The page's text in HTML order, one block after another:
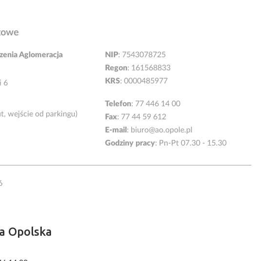
Aglomeracja
6
wejście od parkingu)
NIP: 7543078725
Regon: 161568833
KRS: 0000485977
Telefon: 77 446 14 00
Fax: 77 44 59 612
E-mail : biuro@ao.opole.pl
Godziny pracy: Pn-Pt 07.30 - 15.30
Opolska